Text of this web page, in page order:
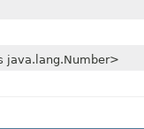
java.lang.Number>